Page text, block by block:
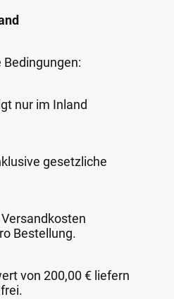
Bedingungen:
nur im Inland
gesetzliche
Bestellung.
von 200,00 € liefern